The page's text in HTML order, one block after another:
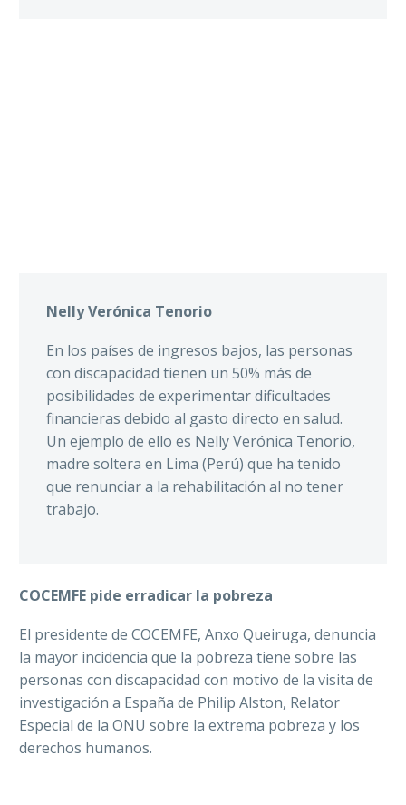
Nelly Verónica Tenorio
En los países de ingresos bajos, las personas
con discapacidad tienen un 50% más de
posibilidades de experimentar dificultades
financieras debido al gasto directo en salud.
Un ejemplo de ello es Nelly Verónica Tenorio,
madre soltera en Lima (Perú) que ha tenido
que renunciar a la rehabilitación al no tener
trabajo.
COCEMFE pide erradicar la pobreza
El presidente de COCEMFE, Anxo Queiruga, denuncia
la mayor incidencia que la pobreza tiene sobre las
personas con discapacidad con motivo de la visita de
investigación a España de Philip Alston, Relator
Especial de la ONU sobre la extrema pobreza y los
derechos humanos.